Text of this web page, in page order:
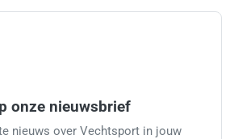
onze nieuwsbrief
nieuws over Vechtsport in jouw